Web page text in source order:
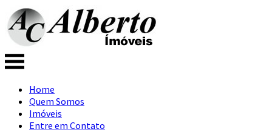
Home
Quem Somos
Imóveis
Entre em Contato